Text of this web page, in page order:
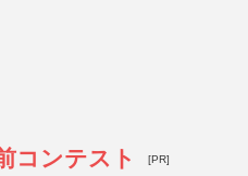
コンテスト [PR]